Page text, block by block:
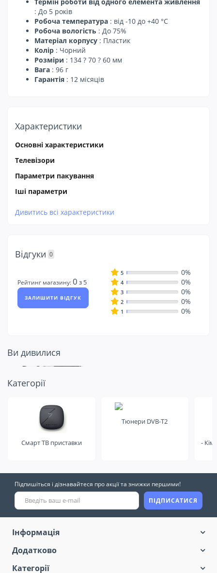
: До 5 років
Робоча температура : від -10 до +40 °C
Робоча вологість : До 75%
Матеріал корпусу : Пластик
Колір : Чорний
Розміри : 134 ? 70 ? 60 мм
Вага : 96 г
Гарантія : 12 місяців
Характеристики
Основні характеристики
Телевізори
Параметри пакування
Іші параметри
Дивитись всі характеристики
Відгуки 0
Рейтинг магазину:0 з 5
ЗАЛИШИТИ ВІДГУК
5 0%
4 0%
3 0%
2 0%
1 0%
Ви дивилися
Подивіться ще
на це
Категорії
Смарт ТВ приставки
Тюнери DVB-T2
-
Підпишіться і дізнавайтеся про акції та знижки першими!
ПІДПИСАТИСЯ
Інформація
Додатково
Категорії